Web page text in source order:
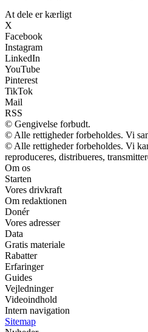
At dele er kærligt
X
Facebook
Instagram
LinkedIn
YouTube
Pinterest
TikTok
Mail
RSS
© Gengivelse forbudt.
© Alle rettigheder forbeholdes. Vi
© Alle rettigheder forbeholdes. Vi
reproduceres, distribueres,
Om os
Starten
Vores drivkraft
Om redaktionen
Donér
Vores adresser
Data
Gratis materiale
Rabatter
Erfaringer
Guides
Vejledninger
Videoindhold
Intern navigation
Sitemap